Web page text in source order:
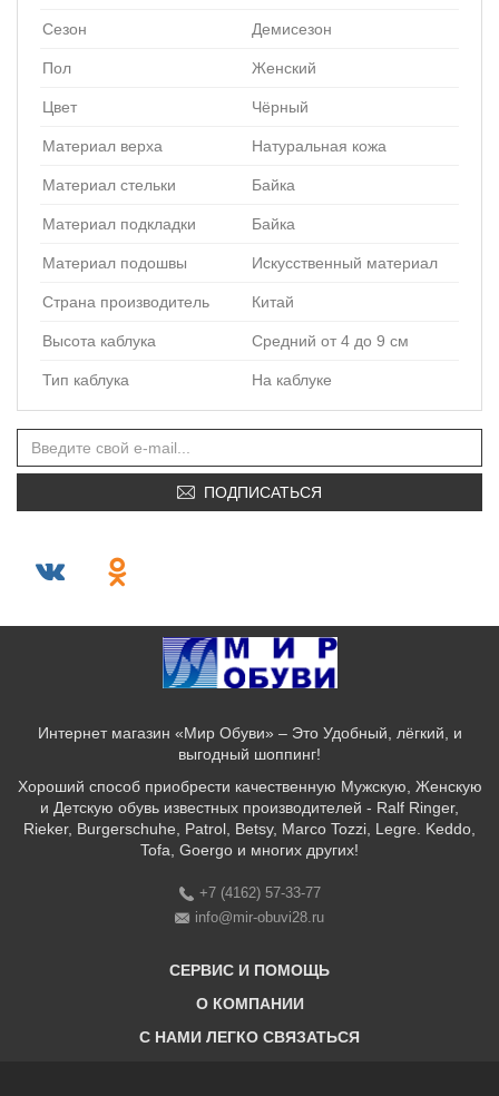
Сезон Демисезон
Пол Женский
Цвет Чёрный
Материал верха Натуральная кожа
Материал стельки Байка
Материал подкладки Байка
Материал подошвы Искусственный материал
Страна производитель Китай
Высота каблука Средний от 4 до 9 см
Тип каблука На каблуке
ПОДПИСАТЬСЯ
Интернет магазин «Мир Обуви» – Это Удобный, лёгкий, и
выгодный шоппинг!
Хороший способ приобрести качественную Мужскую, Женскую
и Детскую обувь известных производителей - Ralf Ringer,
Rieker, Burgerschuhe, Patrol, Betsy, Marco Tozzi, Legre. Keddo,
Tofa, Goergo и многих других!
+7 (4162) 57-33-77
info@mir-obuvi28.ru
СЕРВИС И ПОМОЩЬ
Бонусная программа
О КОМПАНИИ
C НАМИ ЛЕГКО СВЯЗАТЬСЯ